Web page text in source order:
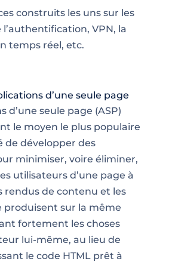
construits les uns sur les
VPN, la
temps réel, etc.
d’une seule page
d’une seule page (ASP)
le moyen le plus populaire
de développer des
minimiser, voire éliminer,
utilisateurs d’une page à
rendus de contenu et les
produisent sur la même
fortement les choses
lui-même, au lieu de
le code HTML prêt à